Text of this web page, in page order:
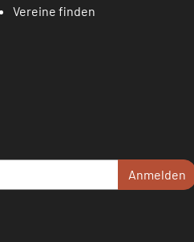
Vereine finden
Anmelden